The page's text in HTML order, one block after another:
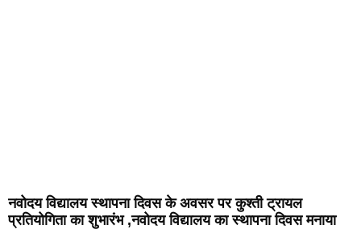
नवोदय विद्यालय स्थापना दिवस के अवसर पर कुश्ती ट्रायल
प्रतियोगिता का शुभारंभ ,नवोदय विद्यालय का स्थापना दिवस मनाया